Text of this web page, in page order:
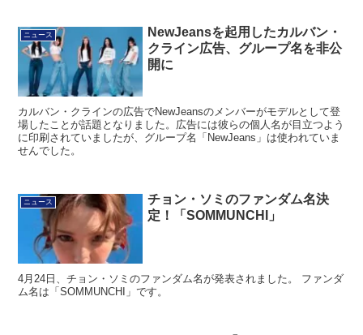
ニュース
NewJeansを起用したカルバン・
クライン広告、グループ名を非公
開に
カルバン・クラインの広告でNewJeansのメンバーがモデルとして登
場したことが話題となりました。広告には彼らの個人名が目立つよう
に印刷されていましたが、グループ名「NewJeans」は使われていま
せんでした。
ニュース
チョン・ソミのファンダム名決
定！「SOMMUNCHI」
4月24日、チョン・ソミのファンダム名が発表されました。 ファンダ
ム名は「SOMMUNCHI」です。